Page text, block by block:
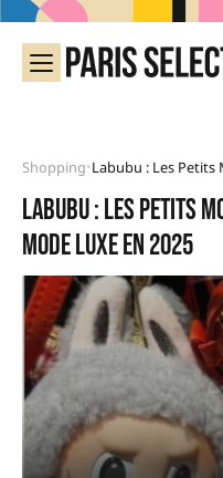
Shopping•
Labubu : les petits
mode luxe en 2025